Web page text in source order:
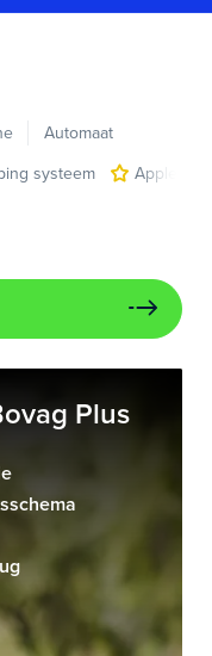
Automaat
systeem
Apple
Plus